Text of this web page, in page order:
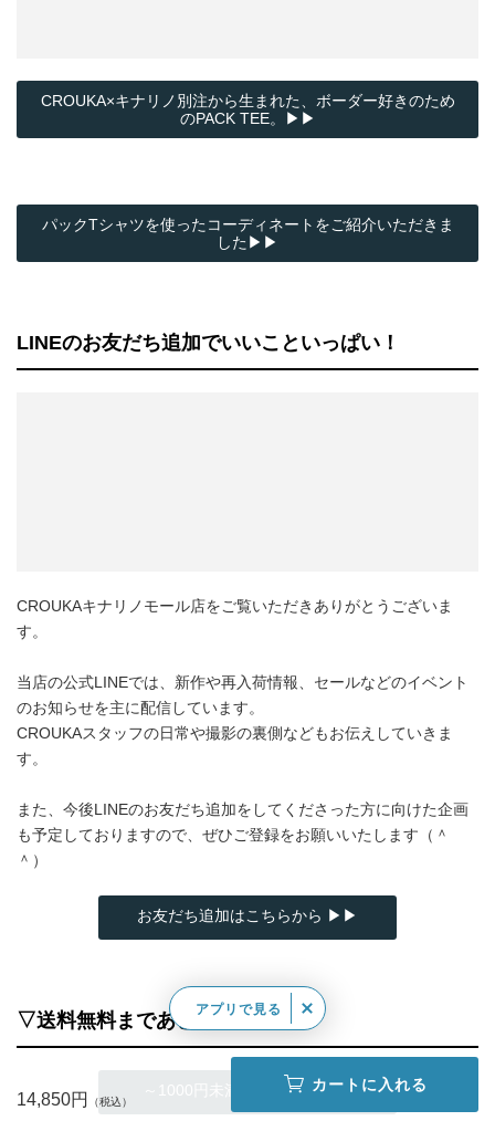
CROUKA×キナリノ別注から生まれた、ボーダー好きのため
のPACK TEE。▶▶
パックTシャツを使ったコーディネートをご紹介いただきま
した▶▶
LINEのお友だち追加でいいこといっぱい！
CROUKAキナリノモール店をご覧いただきありがとうございま
す。
当店の公式LINEでは、新作や再入荷情報、セールなどのイベント
のお知らせを主に配信しています。
CROUKAスタッフの日常や撮影の裏側などもお伝えしていきま
す。
また、今後LINEのお友だち追加をしてくださった方に向けた企画
も予定しておりますので、ぜひご登録をお願いいたします（＾
＾）
お友だち追加はこちらから ▶▶
▽送料無料まであと少し▽
～1000円未満 の商品はこちら
14,850円
カートに入れる
アプリで見る